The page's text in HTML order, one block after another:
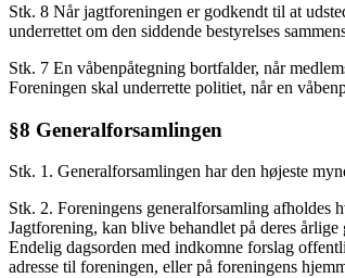
Stk. 8 Når jagtforeningen er godkendt til at
underrettet om den siddende bestyrelses
Stk. 7 En våbenpåtegning bortfalder, når
Foreningen skal underrette politiet, når en
§8 Generalforsamlingen
Stk. 1. Generalforsamlingen har den højeste
Stk. 2. Foreningens generalforsamling afholdes
Jagtforening, kan blive behandlet på deres
Endelig dagsorden med indkomne forslag
adresse til foreningen, eller på foreningens